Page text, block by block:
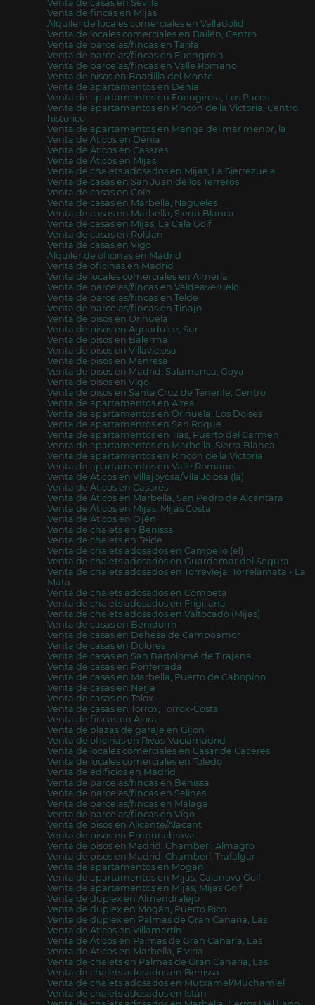
Venta de casas en Sevilla
Venta de fincas en Mijas
Alquiler de locales comerciales en Valladolid
Venta de locales comerciales en Bailén, Centro
Venta de parcelas/fincas en Tarifa
Venta de parcelas/fincas en Fuengirola
Venta de parcelas/fincas en Valle Romano
Venta de pisos en Boadilla del Monte
Venta de apartamentos en Dénia
Venta de apartamentos en Fuengirola, Los Pacos
Venta de apartamentos en Rincón de la Victoria, Centro
historico
Venta de apartamentos en Manga del mar menor, la
Venta de Áticos en Dénia
Venta de Áticos en Casares
Venta de Áticos en Mijas
Venta de chalets adosados en Mijas, La Sierrezuela
Venta de casas en San Juan de los Terreros
Venta de casas en Coín
Venta de casas en Marbella, Nagüeles
Venta de casas en Marbella, Sierra Blanca
Venta de casas en Mijas, La Cala Golf
Venta de casas en Roldan
Venta de casas en Vigo
Alquiler de oficinas en Madrid
Venta de oficinas en Madrid
Venta de locales comerciales en Almería
Venta de parcelas/fincas en Valdeaveruelo
Venta de parcelas/fincas en Telde
Venta de parcelas/fincas en Tinajo
Venta de pisos en Orihuela
Venta de pisos en Aguadulce, Sur
Venta de pisos en Balerma
Venta de pisos en Villaviciosa
Venta de pisos en Manresa
Venta de pisos en Madrid, Salamanca, Goya
Venta de pisos en Vigo
Venta de pisos en Santa Cruz de Tenerife, Centro
Venta de apartamentos en Altea
Venta de apartamentos en Orihuela, Los Dolses
Venta de apartamentos en San Roque
Venta de apartamentos en Tías, Puerto del Carmen
Venta de apartamentos en Marbella, Sierra Blanca
Venta de apartamentos en Rincón de la Victoria
Venta de apartamentos en Valle Romano
Venta de Áticos en Villajoyosa/Vila Joiosa (la)
Venta de Áticos en Casares
Venta de Áticos en Marbella, San Pedro de Alcántara
Venta de Áticos en Mijas, Mijas Costa
Venta de Áticos en Ojén
Venta de chalets en Benissa
Venta de chalets en Telde
Venta de chalets adosados en Campello (el)
Venta de chalets adosados en Guardamar del Segura
Venta de chalets adosados en Torrevieja, Torrelamata - La
Mata
Venta de chalets adosados en Cómpeta
Venta de chalets adosados en Frigiliana
Venta de chalets adosados en Valtocado (Mijas)
Venta de casas en Benidorm
Venta de casas en Dehesa de Campoamor
Venta de casas en Dolores
Venta de casas en San Bartolomé de Tirajana
Venta de casas en Ponferrada
Venta de casas en Marbella, Puerto de Cabopino
Venta de casas en Nerja
Venta de casas en Tolox
Venta de casas en Torrox, Torrox-Costa
Venta de fincas en Alora
Venta de plazas de garaje en Gijón
Venta de oficinas en Rivas-Vaciamadrid
Venta de locales comerciales en Casar de Cáceres
Venta de locales comerciales en Toledo
Venta de edificios en Madrid
Venta de parcelas/fincas en Benissa
Venta de parcelas/fincas en Salinas
Venta de parcelas/fincas en Málaga
Venta de parcelas/fincas en Vigo
Venta de pisos en Alicante/Alacant
Venta de pisos en Empuriabrava
Venta de pisos en Madrid, Chamberí, Almagro
Venta de pisos en Madrid, Chamberí, Trafalgar
Venta de apartamentos en Mogán
Venta de apartamentos en Mijas, Calanova Golf
Venta de apartamentos en Mijas, Mijas Golf
Venta de duplex en Almendralejo
Venta de duplex en Mogán, Puerto Rico
Venta de duplex en Palmas de Gran Canaria, Las
Venta de Áticos en Villamartín
Venta de Áticos en Palmas de Gran Canaria, Las
Venta de Áticos en Marbella, Elviria
Venta de chalets en Palmas de Gran Canaria, Las
Venta de chalets adosados en Benissa
Venta de chalets adosados en Mutxamel/Muchamiel
Venta de chalets adosados en Istán